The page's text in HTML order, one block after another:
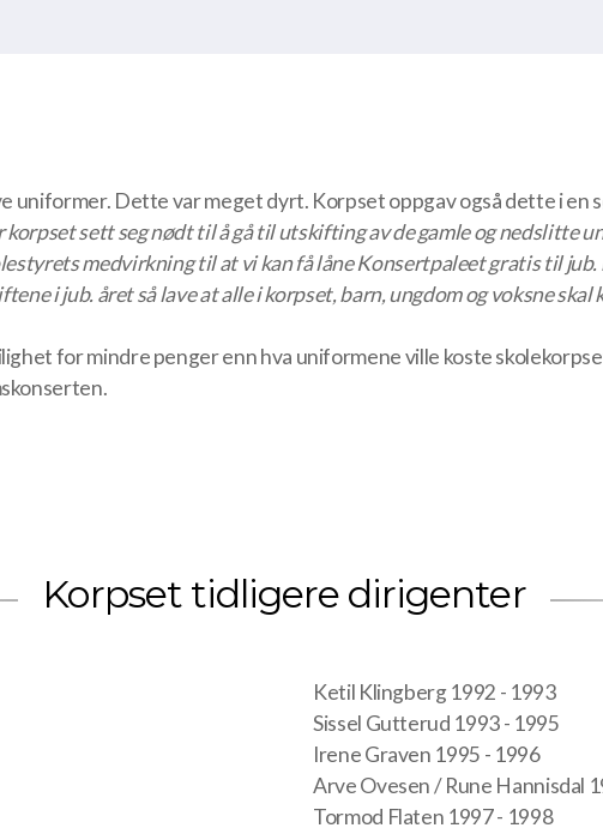
uniformer. Dette var meget dyrt. Korpset oppgav også dette i en
korpset sett seg nødt til å gå til utskifting av de gamle og nedslitte
medvirkning til at vi kan få låne Konsertpaleet gratis til
i jub. året så lave at alle i korpset, barn, ungdom og voksne skal
for mindre penger enn hva uniformene ville koste
Korpset tidligere dirigenter
Ketil Klingberg 1992 - 1993
Sissel Gutterud 1993 - 1995
Irene Graven 1995 - 1996
Arve Ovesen / Rune Hannisdal
Tormod Flaten 1997 - 1998